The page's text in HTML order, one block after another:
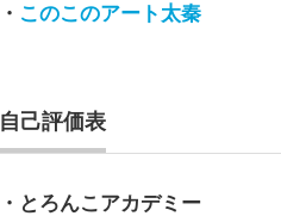
・ このこのアート太秦
自己評価表
・とろんこアカデミー